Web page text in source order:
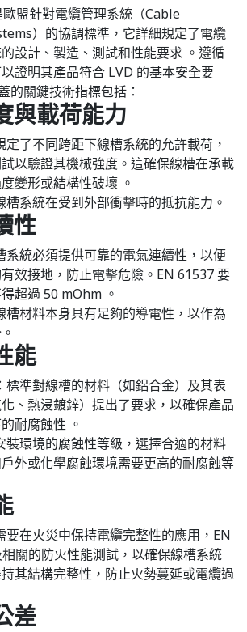
盟針對電纜管理系統（Cable
）的協調標準，它詳細規定了電纜
設計、製造、測試和性能要求 。遵循
證明其產品符合 LVD 的基本安全要
的關鍵技術指標包括：
與載荷能力
定了不同跨距下線槽系統的允許載荷，
以驗證其機械強度。這確保線槽在承載
變形或結構性破壞 。
槽系統在受到外部衝擊時的抵抗能力。
性
系統必須提供可靠的電氣連續性，以便
效接地，防止電擊危險。EN 61537 要
超過 50 mOhm 。
槽材料本身具有足夠的導電性，以作為
能
標準對線槽的材料（如鋁合金）及其表
、熱浸鍍鋅）提出了要求，以確保產品
耐腐蝕性 。
裝環境的腐蝕性等級，選擇合適的材料
外或化學腐蝕環境需要更高的耐腐蝕等
要在火災中保持電纜完整性的應用，EN
關的防火性能測試，以確保線槽系統
其結構完整性，防止火勢蔓延或電纜過
差